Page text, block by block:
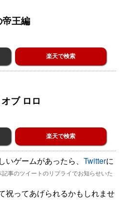
帝王編
楽天で検索
ブ ロロ
楽天で検索
ゲームがあったら、 Twitterに
記事のツイートのリプライでお知らせいた
祝ってあげられるかもしれませ